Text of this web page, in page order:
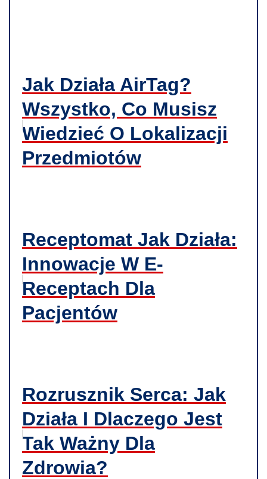
Jak Działa AirTag?
Wszystko, Co Musisz
Wiedzieć O Lokalizacji
Przedmiotów
Receptomat Jak Działa:
Innowacje W E-
Receptach Dla
Pacjentów
Rozrusznik Serca: Jak
Działa I Dlaczego Jest
Tak Ważny Dla
Zdrowia?